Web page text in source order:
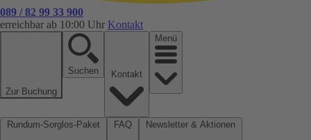
089 / 82 99 33 900
erreichbar ab 10:00 Uhr Kontakt
Zur Buchung
Suchen
Menü